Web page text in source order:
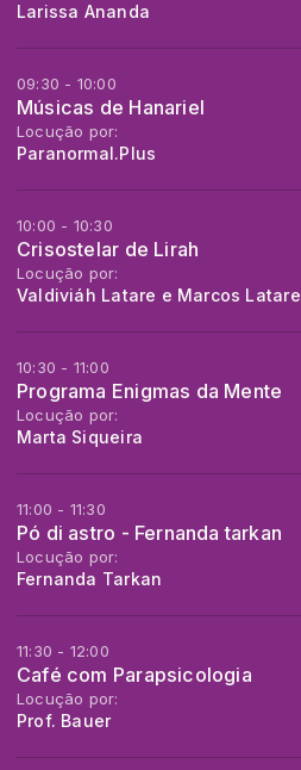
Larissa Ananda
09:30 - 10:00
Músicas de Hanariel
Locução por:
Paranormal.Plus
10:00 - 10:30
Crisostelar de Lirah
Locução por:
Valdiviáh Latare e Marcos Latare
10:30 - 11:00
Programa Enigmas da Mente
Locução por:
Marta Siqueira
11:00 - 11:30
Pó di astro - Fernanda tarkan
Locução por:
Fernanda Tarkan
11:30 - 12:00
Café com Parapsicologia
Locução por:
Prof. Bauer